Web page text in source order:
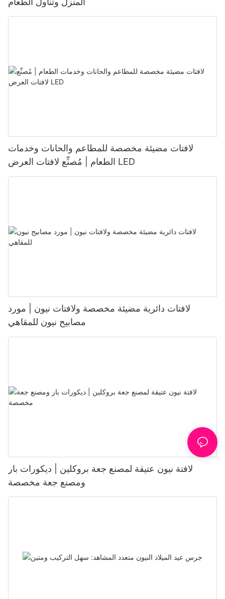
لافتات مضيئة مخصصة للمطاعم والحانات وخدمات
الطعام | مُصنِّع لافتات العرض LED
لافتات دائرية مضيئة مخصصة ولافتات نيون | مورد
مصابيح نيون للمقاهي
لافتة نيون عتيقة لمصنع جعة بروكلين | ديكورات بار
ومصنع جعة مخصصة